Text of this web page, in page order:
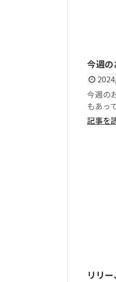
今週
今週の
もあっ
はお花
記事を
リリ